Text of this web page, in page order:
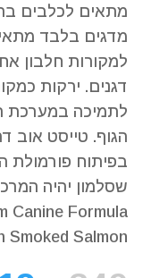
מתאים לכלבים
מדגים בלבד
למקורות חלבון
דגנים. ירקות
לתמיכה במערכת
הגוף. טייסט אוב
בפיתוח פורמולת
Canine Formula
Smoked Salmon